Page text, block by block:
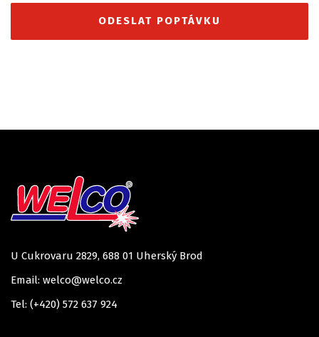
U Cukrovaru 2829, 688 01 Uherský Brod
Email: welco@welco.cz
Tel: (+420) 572 637 924